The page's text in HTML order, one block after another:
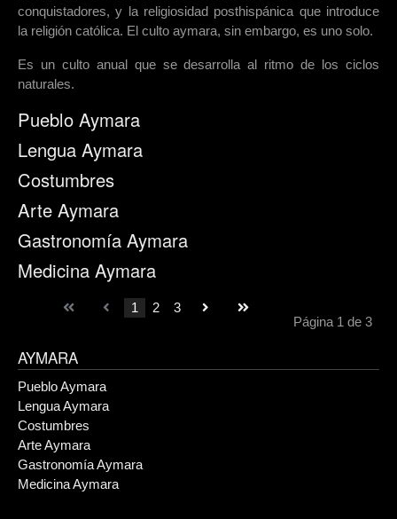
conquistadores, y la religiosidad posthispánica que introduce
la religión católica. El culto aymara, sin embargo, es uno solo.
Es un culto anual que se desarrolla al ritmo de los ciclos
naturales.
Pueblo Aymara
Lengua Aymara
Costumbres
Arte Aymara
Gastronomía Aymara
Medicina Aymara
Página 1 de 3
1 2 3
AYMARA
Pueblo Aymara
Lengua Aymara
Costumbres
Arte Aymara
Gastronomía Aymara
Medicina Aymara